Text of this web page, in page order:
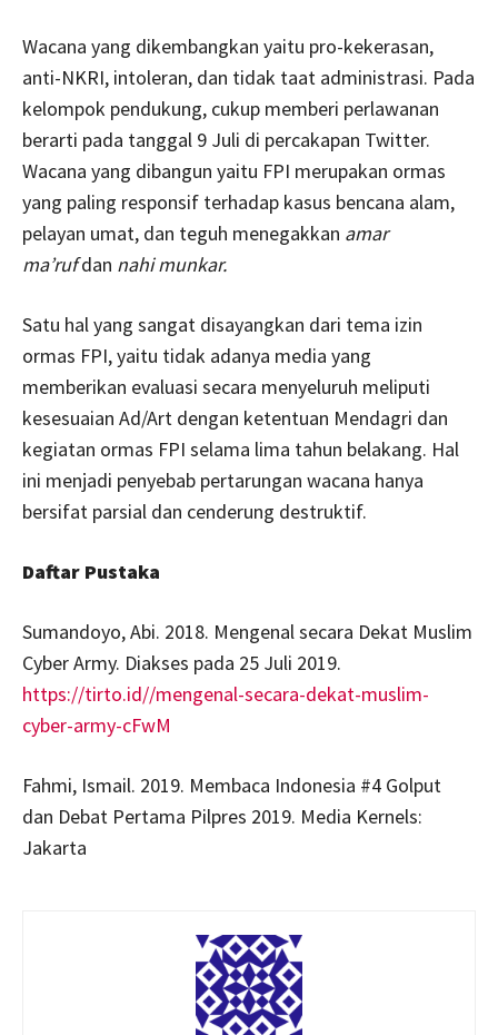
Wacana yang dikembangkan yaitu pro-kekerasan,
anti-NKRI, intoleran, dan tidak taat administrasi. Pada
kelompok pendukung, cukup memberi perlawanan
berarti pada tanggal 9 Juli di percakapan Twitter.
Wacana yang dibangun yaitu FPI merupakan ormas
yang paling responsif terhadap kasus bencana alam,
pelayan umat, dan teguh menegakkan amar
ma’rufdan nahi munkar.
Satu hal yang sangat disayangkan dari tema izin
ormas FPI, yaitu tidak adanya media yang
memberikan evaluasi secara menyeluruh meliputi
kesesuaian Ad/Art dengan ketentuan Mendagri dan
kegiatan ormas FPI selama lima tahun belakang. Hal
ini menjadi penyebab pertarungan wacana hanya
bersifat parsial dan cenderung destruktif.
Daftar Pustaka
Sumandoyo, Abi. 2018. Mengenal secara Dekat Muslim
Cyber Army. Diakses pada 25 Juli 2019.
https://tirto.id//mengenal-secara-dekat-muslim-
cyber-army-cFwM
Fahmi, Ismail. 2019. Membaca Indonesia #4 Golput
dan Debat Pertama Pilpres 2019. Media Kernels:
Jakarta